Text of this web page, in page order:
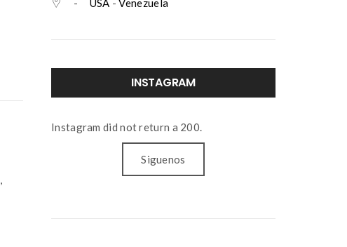
- USA -Venezuela
INSTAGRAM
Instagram did not return a 200.
Siguenos